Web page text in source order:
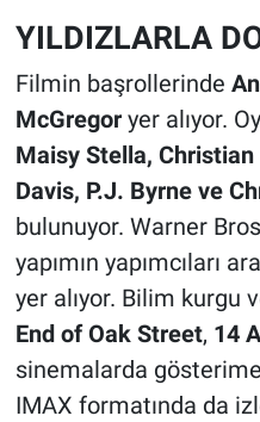
YILDIZLARLA
Filmin başrollerinde
McGregoryer alıyor.
Maisy Stella,
Davis, P.J. Byrne ve
bulunuyor. Warner
yapımın yapımcıları
yer alıyor. Bilim kurgu
End of Oak Street, 14
sinemalarda
IMAX formatında da